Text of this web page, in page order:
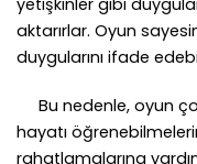
aktarırlar. Oyun
duygularını ifade
Bu nedenle, oyun
hayatı
rahatlamalarına